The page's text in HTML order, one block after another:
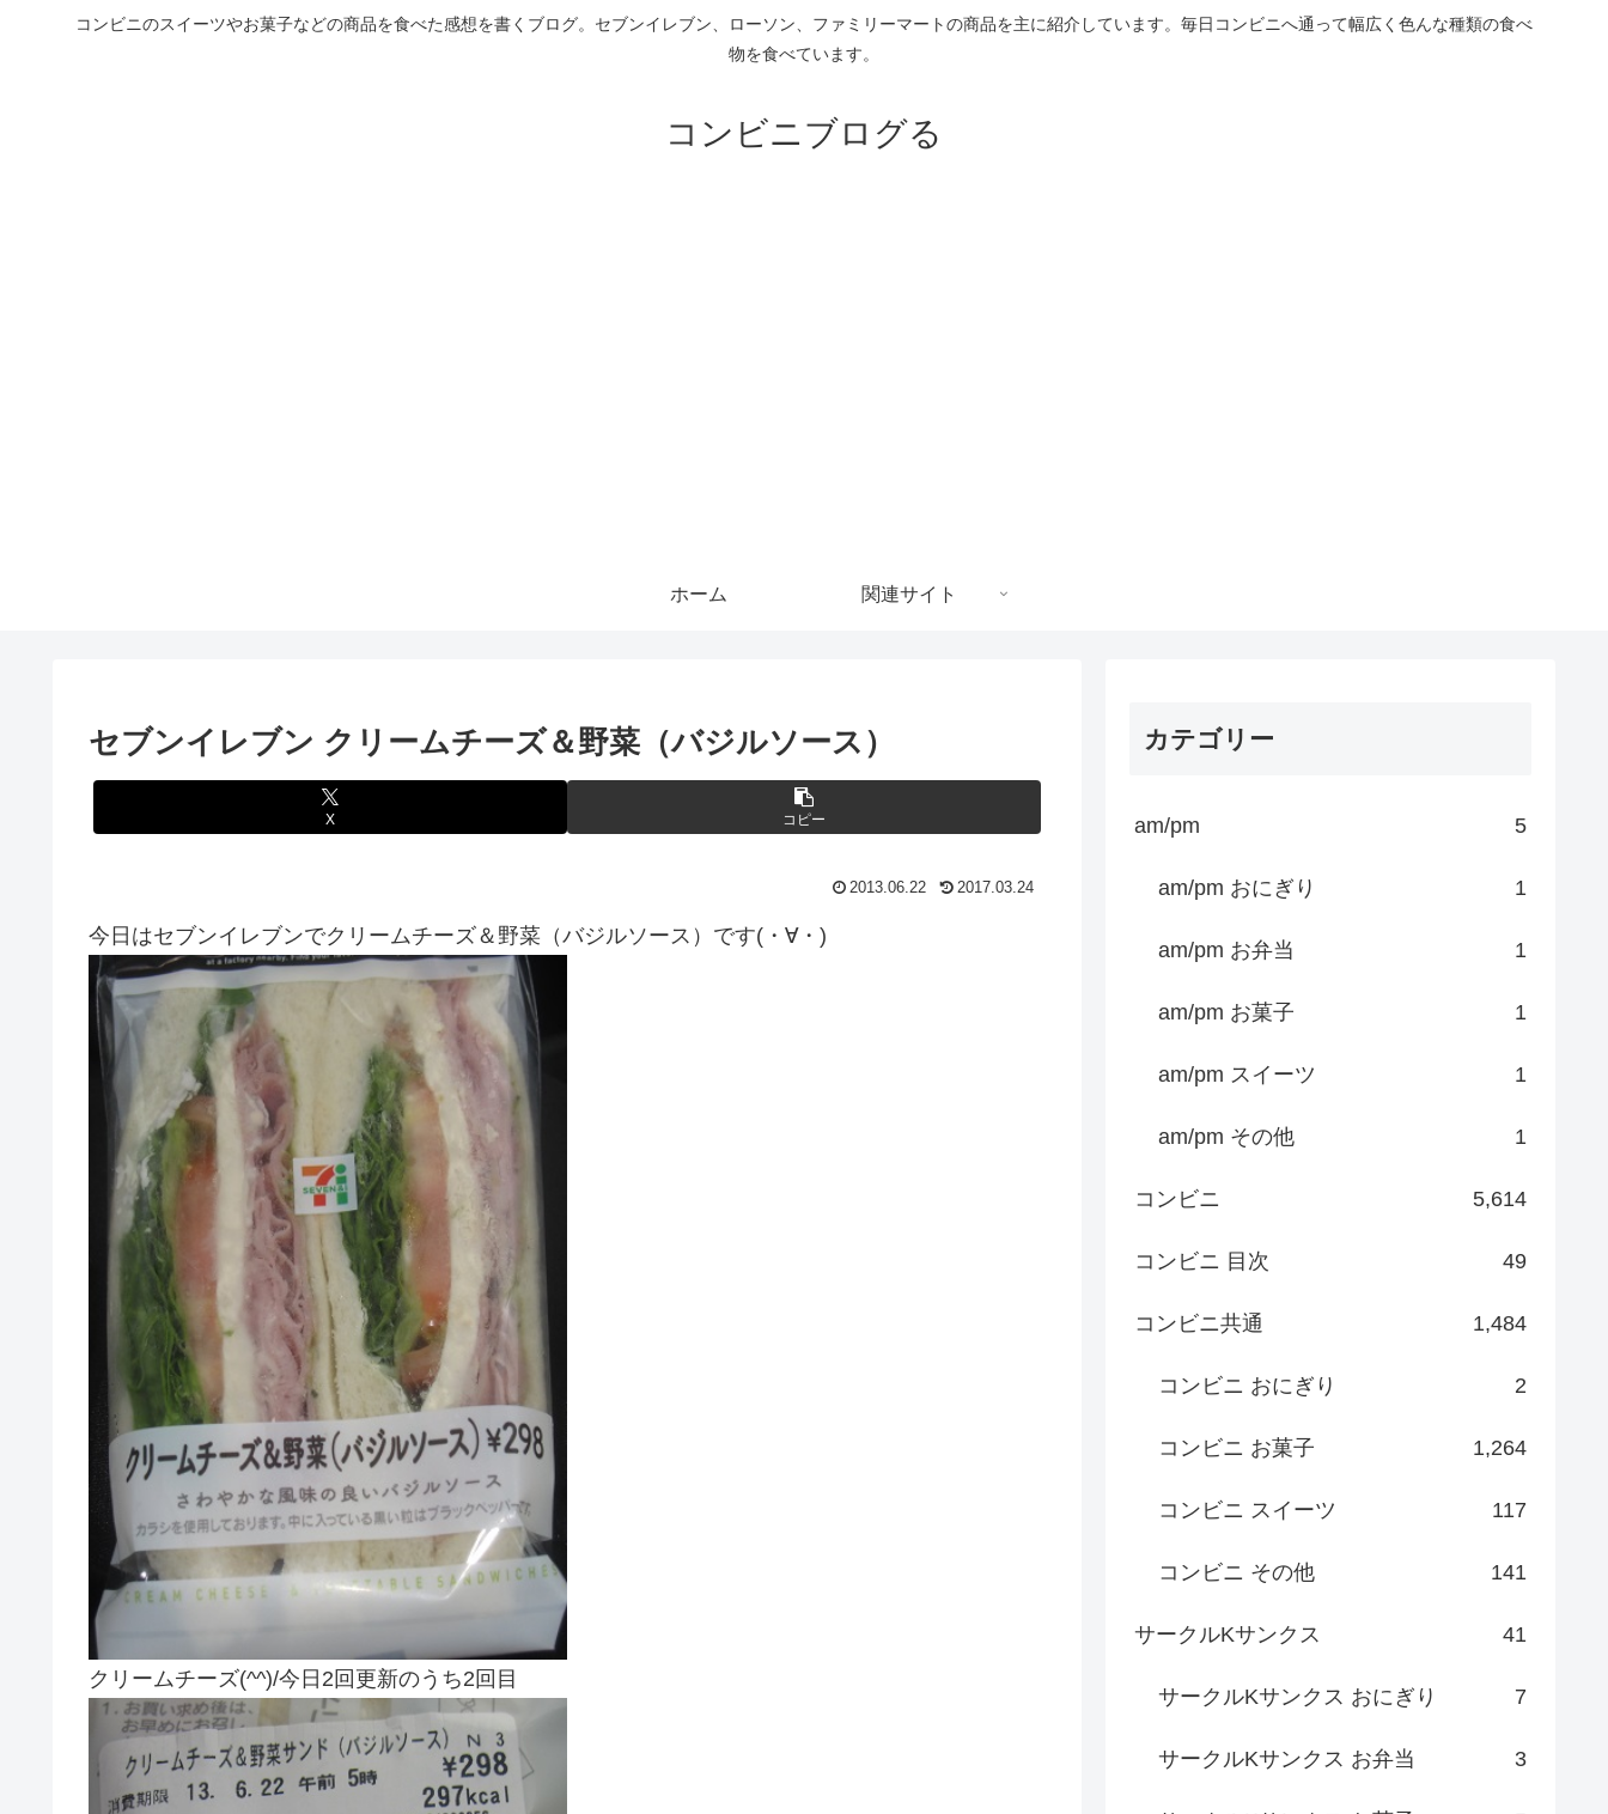
コンビニのスイーツやお菓子などの商品を食べた感想を書くブログ。セブンイレブン、ローソン、ファミリーマートの商品を主に紹介しています。毎日コンビニへ通って幅広く色んな種類の食べ
物を食べています。
コンビニブログる
ホーム 関連サイト
セブンイレブン クリームチーズ＆野菜（バジルソース）
X コピー
2013.06.22 2017.03.24
今日はセブンイレブンでクリームチーズ＆野菜（バジルソース）です(・∀・)
クリームチーズ(^^)/今日2回更新のうち2回目
カテゴリー
am/pm 5
am/pm おにぎり 1
am/pm お弁当 1
am/pm お菓子 1
am/pm スイーツ 1
am/pm その他 1
コンビニ 5,614
コンビニ 目次 49
コンビニ共通 1,484
コンビニ おにぎり 2
コンビニ お菓子 1,264
コンビニ スイーツ 117
コンビニ その他 141
サークルKサンクス 41
サークルKサンクス おにぎり 7
サークルKサンクス お弁当 3